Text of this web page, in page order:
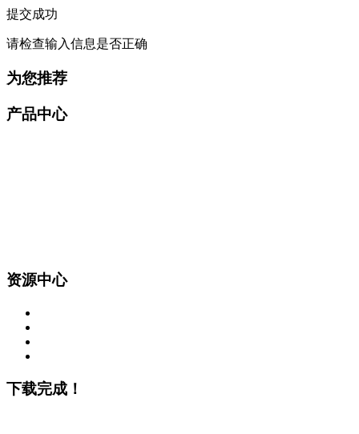
提交成功
请检查输入信息是否正确
为您推荐
产品中心
资源中心
下载完成！